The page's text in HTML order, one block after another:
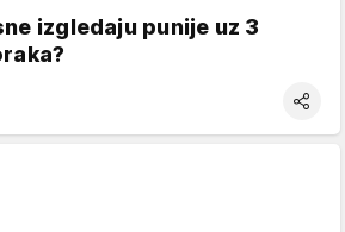
izgledaju punije uz 3